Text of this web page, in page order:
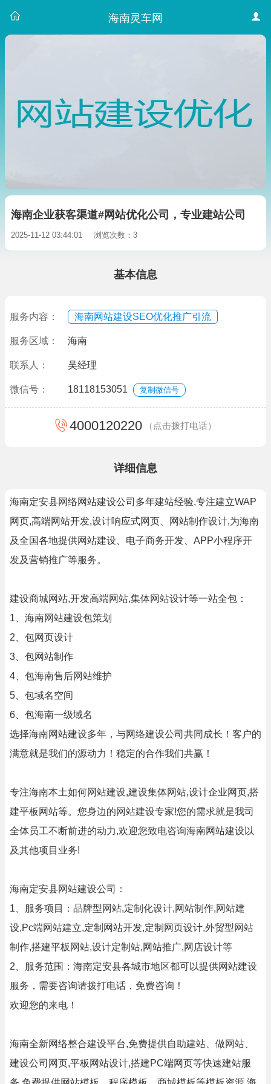
海南灵车网
海南企业获客渠道#网站优化公司，专业建站公司
2025-11-12 03:44:01 浏览次数：3
基本信息
服务内容： 海南网站建设SEO优化推广引流
服务区域： 海南
联系人： 吴经理
微信号： 18118153051 复制微信号
4000120220 （点击拨打电话）
详细信息
海南定安县网络网站建设公司多年建站经验,专注建立WAP
网页,高端网站开发,设计响应式网页、网站制作设计,为海南
及全国各地提供网站建设、电子商务开发、APP小程序开
发及营销推广等服务。
建设商城网站,开发高端网站,集体网站设计等一站全包：
1、海南网站建设包策划
2、包网页设计
3、包网站制作
4、包海南售后网站维护
5、包域名空间
6、包海南一级域名
选择海南网站建设多年，与网络建设公司共同成长！客户的
满意就是我们的源动力！稳定的合作我们共赢！
专注海南本土如何网站建设,建设集体网站,设计企业网页,搭
建平板网站等。您身边的网站建设专家!您的需求就是我司
全体员工不断前进的动力,欢迎您致电咨询海南网站建设以
及其他项目业务!
海南定安县网站建设公司：
1、服务项目：品牌型网站,定制化设计,网站制作,网站建
设,Pc端网站建立,定制网站开发,定制网页设计,外贸型网站
制作,搭建平板网站,设计定制站,网站推广,网店设计等
2、服务范围：海南定安县各城市地区都可以提供网站建设
服务，需要咨询请拨打电话，免费咨询！
欢迎您的来电！
海南全新网络整合建设平台,免费提供自助建站、做网站、
建设公司网页,平板网站设计,搭建PC端网页等快速建站服